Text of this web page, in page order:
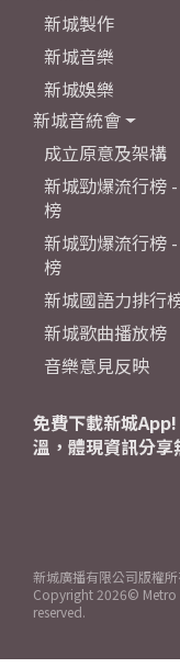
新城製作
新城音樂
新城娛樂
新城音統會
成立原意及架構
新城勁爆流行榜
榜
新城勁爆流行榜
榜
新城國語力排行
新城歌曲播放榜
音樂意見反映
免費下載新城
溫，體現資訊分享
新城廣播有限公司版權
Copyright 2026© Metro
reserved.